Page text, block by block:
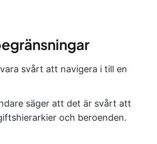
svårt att navigera i till en
säger att det är svårt att
och beroenden.